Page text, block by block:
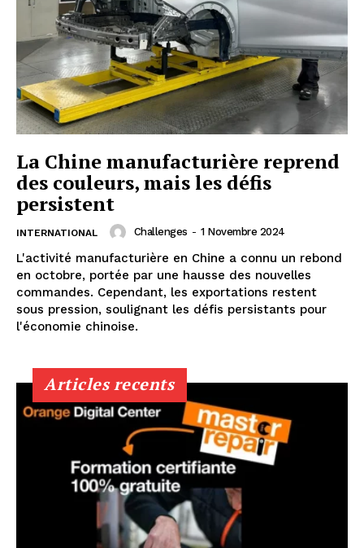
La Chine manufacturière reprend
des couleurs, mais les défis
persistent
INTERNATIONAL Challenges - 1 Novembre 2024
L'activité manufacturière en Chine a connu un rebond
en octobre, portée par une hausse des nouvelles
commandes. Cependant, les exportations restent
sous pression, soulignant les défis persistants pour
l'économie chinoise.
Articles recents